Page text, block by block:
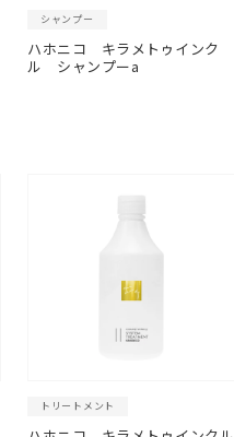
シャンプー
ハホニコ キラメトゥインク
ル シャンプーa
トリートメント